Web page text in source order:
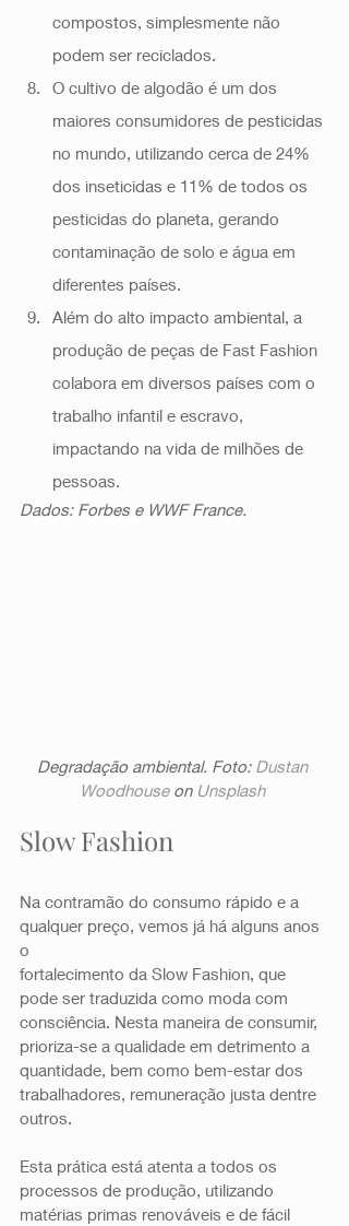
compostos, simplesmente não
podem ser reciclados.
O cultivo de algodão é um dos
maiores consumidores de pesticidas
no mundo, utilizando cerca de 24%
dos inseticidas e 11% de todos os
pesticidas do planeta, gerando
contaminação de solo e água em
diferentes países.
Além do alto impacto ambiental, a
produção de peças de Fast Fashion
colabora em diversos países com o
trabalho infantil e escravo,
impactando na vida de milhões de
pessoas.
Dados: Forbes e WWF France.
Degradação ambiental. Foto: Dustan
Woodhouse on Unsplash
Slow Fashion
Na contramão do consumo rápido e a
qualquer preço, vemos já há alguns anos
o
fortalecimento da Slow Fashion, que
pode ser traduzida como moda com
consciência. Nesta maneira de consumir,
prioriza-se a qualidade em detrimento a
quantidade, bem como bem-estar dos
trabalhadores, remuneração justa dentre
outros.
Esta prática está atenta a todos os
processos de produção, utilizando
matérias primas renováveis e de fácil